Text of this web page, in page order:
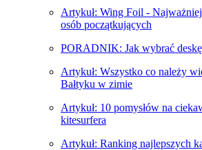
Artykuł: Wing Foil -
osób początkujących
PORADNIK: Jak wybrać
Artykuł: Wszystko co należy
Bałtyku w zimie
Artykuł: 10 pomysłów na
kitesurfera
Artykuł: Ranking najlepszych